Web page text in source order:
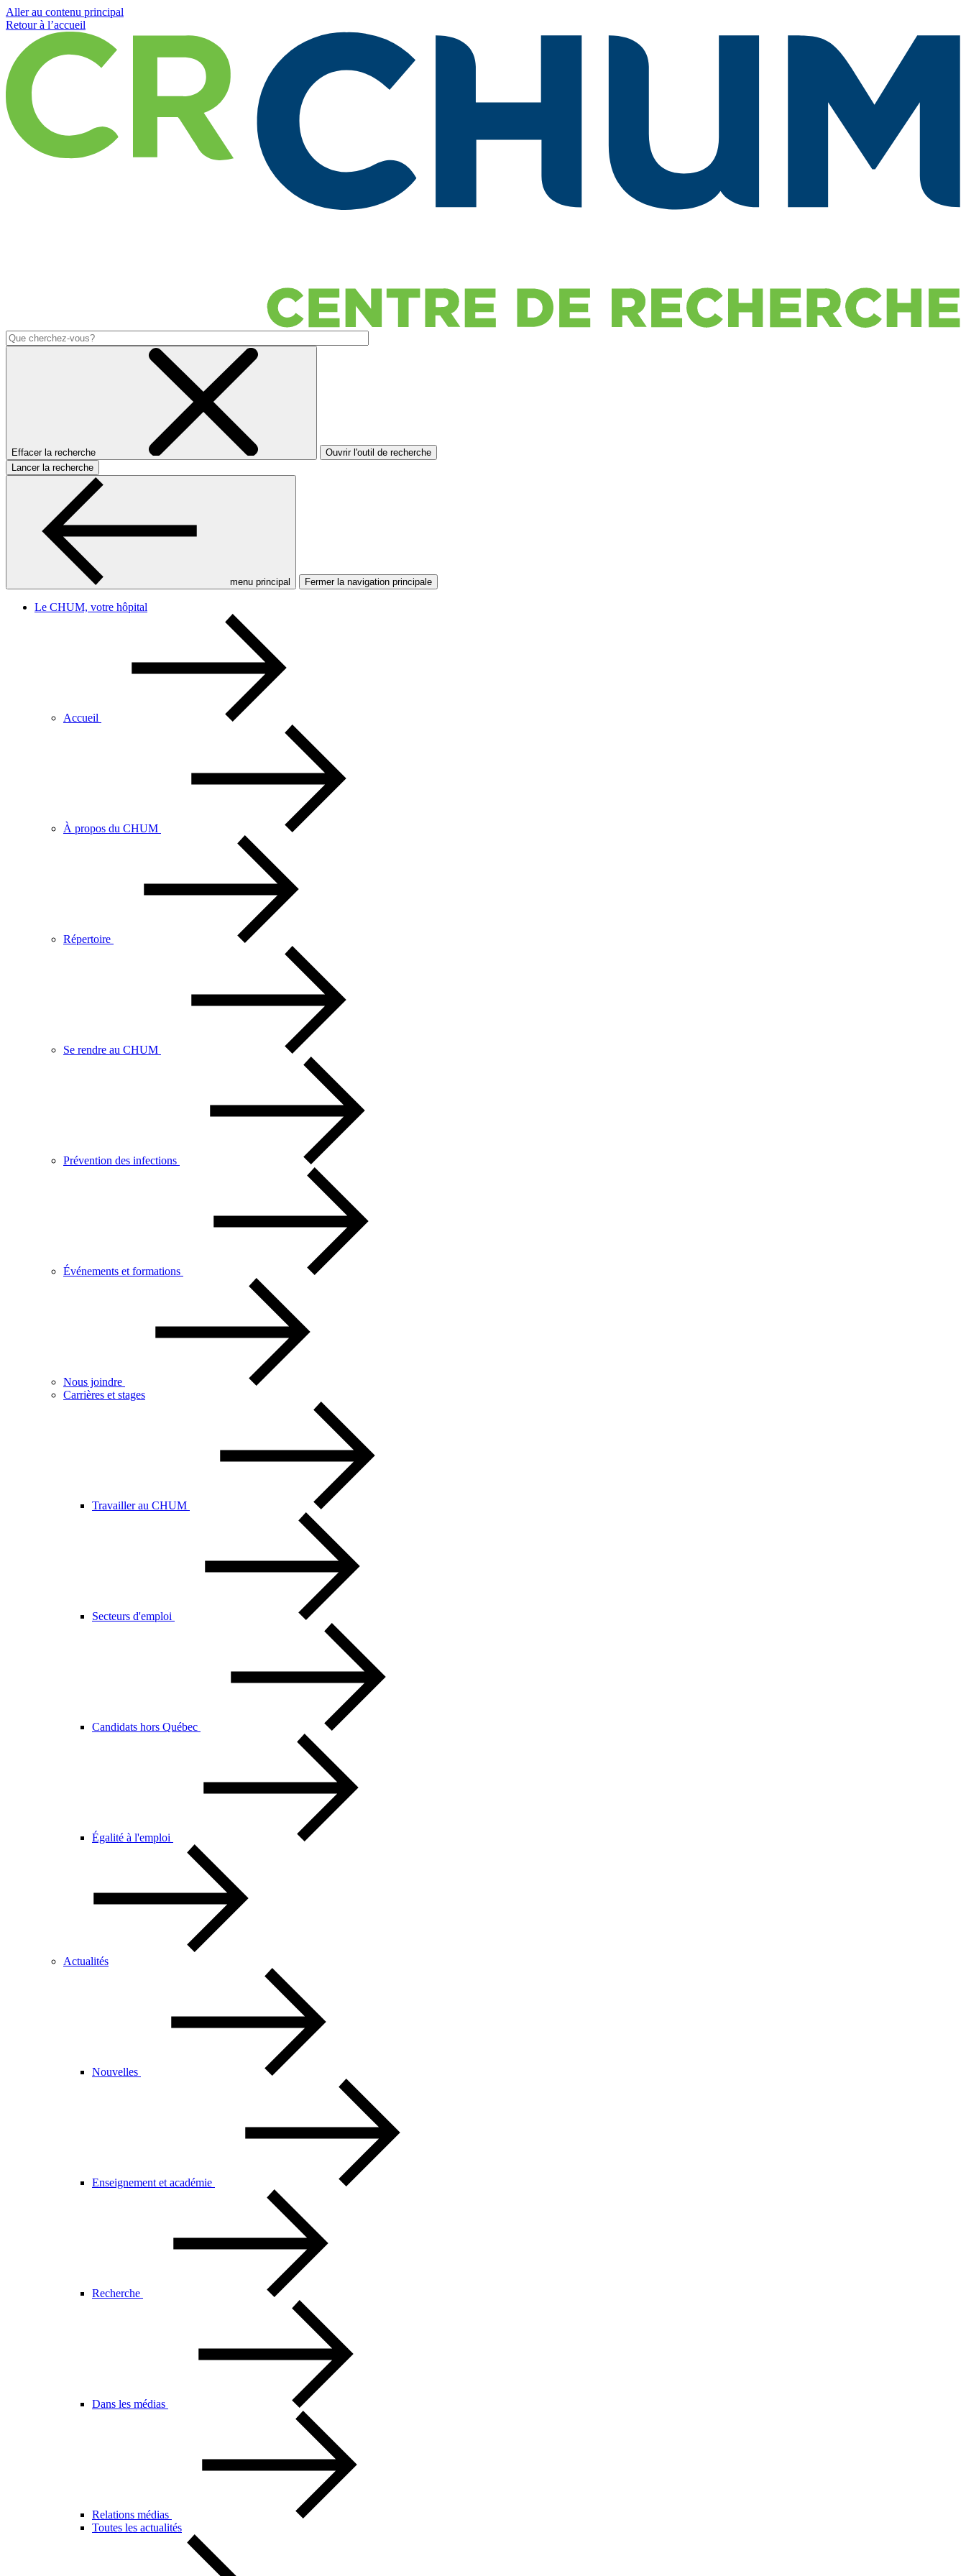
Aller au contenu principal
Retour à l’accueil
Effacer la recherche
Ouvrir l'outil de recherche
Lancer la recherche
menu principal Fermer la navigation principale
Le CHUM, votre hôpital
Accueil
À propos du CHUM
Répertoire
Se rendre au CHUM
Prévention des infections
Événements et formations
Nous joindre
Carrières et stages
Travailler au CHUM
Secteurs d'emploi
Candidats hors Québec
Égalité à l'emploi
Actualités
Nouvelles
Enseignement et académie
Recherche
Dans les médias
Relations médias
Toutes les actualités